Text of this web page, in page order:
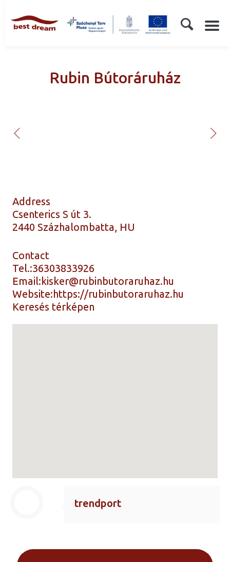
Rubin Bútoráruház
Address
Csenterics S út 3.
2440 Százhalombatta, HU
Contact
Tel.:36303833926
Email: kisker@rubinbutoraruhaz.hu
Website:https://rubinbutoraruhaz.hu
Keresés térképen
trendport